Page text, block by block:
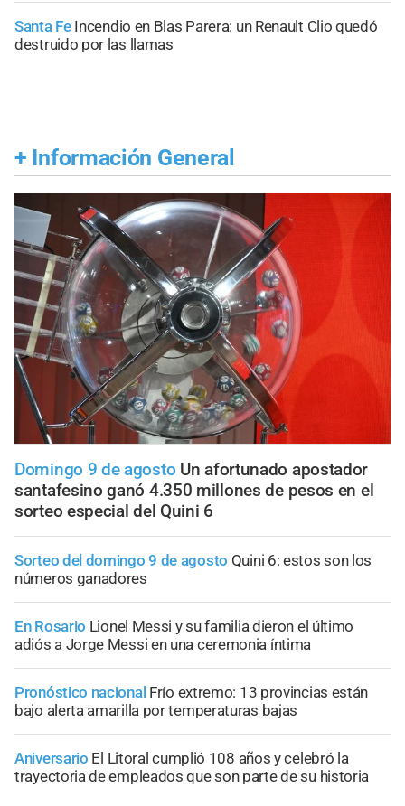
Santa Fe Incendio en Blas Parera: un Renault Clio quedó
destruido por las llamas
+ Información General
Domingo 9 de agosto Un afortunado apostador
santafesino ganó 4.350 millones de pesos en el
sorteo especial del Quini 6
Sorteo del domingo 9 de agosto Quini 6: estos son los
números ganadores
En Rosario Lionel Messi y su familia dieron el último
adiós a Jorge Messi en una ceremonia íntima
Pronóstico nacional Frío extremo: 13 provincias están
bajo alerta amarilla por temperaturas bajas
Aniversario El Litoral cumplió 108 años y celebró la
trayectoria de empleados que son parte de su historia